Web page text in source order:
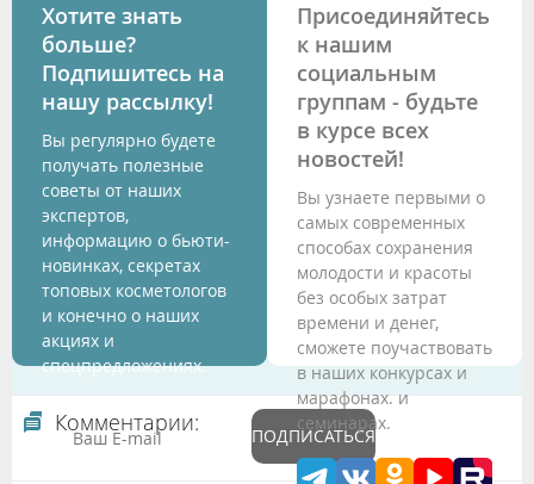
Хотите знать
больше?
Подпишитесь на
нашу рассылку!
Вы регулярно будете
получать полезные
советы от наших
экспертов,
информацию о бьюти-
новинках, секретах
топовых косметологов
и конечно о наших
акциях и
спецпредложениях.
ПОДПИСАТЬСЯ
Присоединяйтесь
к нашим
социальным
группам - будьте
в курсе всех
новостей!
Вы узнаете первыми о
самых современных
способах сохранения
молодости и красоты
без особых затрат
времени и денег,
сможете поучаствовать
в наших конкурсах и
марафонах. и
семинарах.
Комментарии: